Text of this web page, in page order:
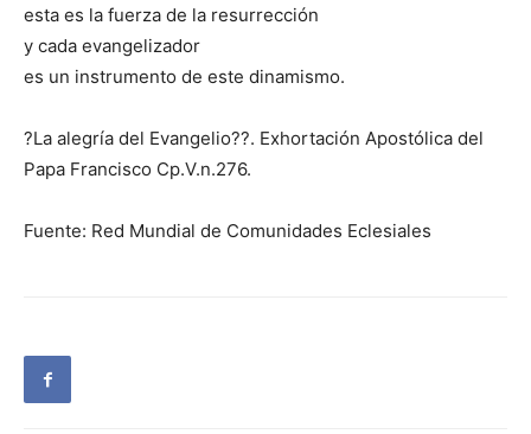
esta es la fuerza de la resurrección
y cada evangelizador
es un instrumento de este dinamismo.
?La alegría del Evangelio??. Exhortación Apostólica del
Papa Francisco Cp.V.n.276.
Fuente: Red Mundial de Comunidades Eclesiales